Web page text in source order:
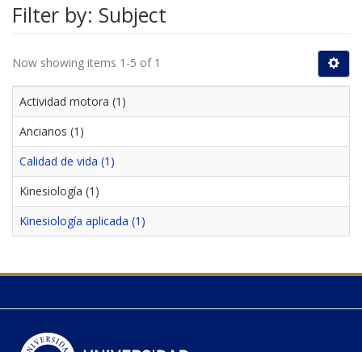
Filter by: Subject
Now showing items 1-5 of 1
Actividad motora (1)
Ancianos (1)
Calidad de vida (1)
Kinesiología (1)
Kinesiología aplicada (1)